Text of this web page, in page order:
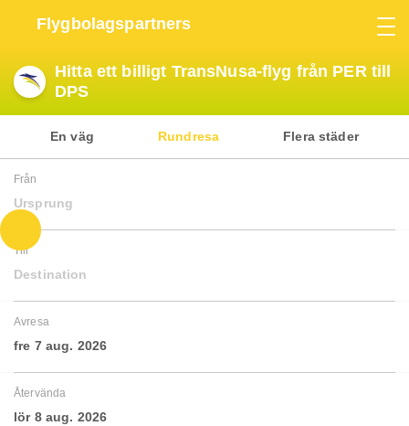
Flygbolagspartners
Hitta ett billigt TransNusa-flyg från PER till
DPS
En väg Rundresa Flera städer
Från
Ursprung
Till
Destination
Avresa
fre 7 aug. 2026
Återvända
lör 8 aug. 2026